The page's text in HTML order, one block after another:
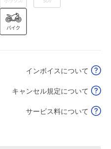
0:00～24:00
¥370
0:00～24:00
空き1
インボイスについて
キャンセル規定について
サービス料について